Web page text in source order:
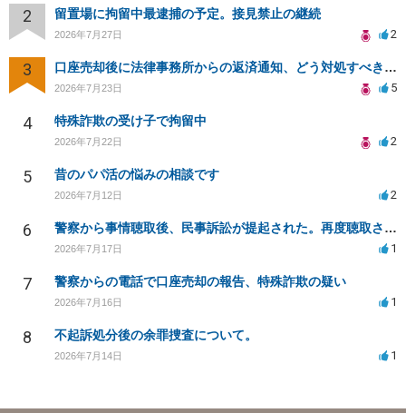
2 留置場に拘留中最逮捕の予定。接見禁止の継続
2026年7月27日 2
3 口座売却後に法律事務所からの返済通知、どう対処すべきか？
2026年7月23日 5
4 特殊詐欺の受け子で拘留中
2026年7月22日 2
5 昔のパパ活の悩みの相談です
2026年7月12日 2
6 警察から事情聴取後、民事訴訟が提起された。再度聴取される可能性は？
2026年7月17日 1
7 警察からの電話で口座売却の報告、特殊詐欺の疑い
2026年7月16日 1
8 不起訴処分後の余罪捜査について。
2026年7月14日 1